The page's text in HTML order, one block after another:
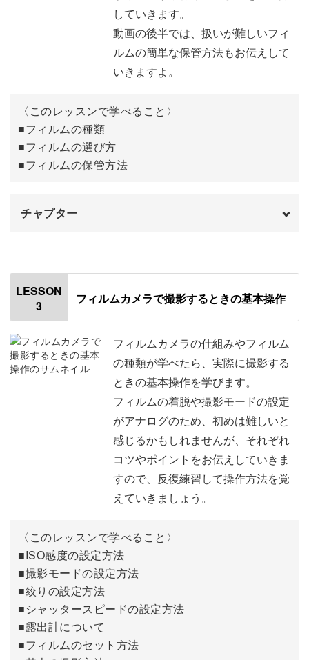
そんな人のために、この講座では僕が使っているフィルム
やおすすめのフィルムなど、丁寧にご紹介していきます。
操作方法も丁寧に説明
露出やピントなどの設定が少し複雑です。
カメラの設定から露出計の使い方まで、一つ一つ丁寧に解
説していきますので、一緒にフィルムカメラでの撮影をマ
コツを掴むことで、味わいある写真が簡単に撮影できるよ
この講座を受講してフィルム写真ならではの、デジタルに
はない独自の魅力を楽しんでみてくださいね。
していきます。
動画の後半では、扱いが難しいフィ
ルムの簡単な保管方法もお伝えして
いきますよ。
〈このレッスンで学べること〉
■フィルムの種類
■フィルムの選び方
■フィルムの保管方法
チャプター
はじめに
フィルムの種類
フィルムの選び方 04:05
フィルムの保管方法 07:12
09:04
LESSON
3
フィルムカメラで撮影するときの基本操作
フィルムカメラの仕組みやフィルム
の種類が学べたら、実際に撮影する
ときの基本操作を学びます。
フィルムの着脱や撮影モードの設定
がアナログのため、初めは難しいと
感じるかもしれませんが、それぞれ
コツやポイントをお伝えしていきま
すので、反復練習して操作方法を覚
えていきましょう。
〈このレッスンで学べること〉
■ISO感度の設定方法
■撮影モードの設定方法
■絞りの設定方法
■シャッタースピードの設定方法
■露出計について
■フィルムのセット方法